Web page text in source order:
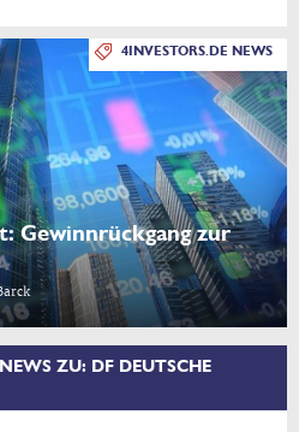
4INVESTORS.DE NEWS
Gewinnrückgang zur
ZU: DF DEUTSCHE